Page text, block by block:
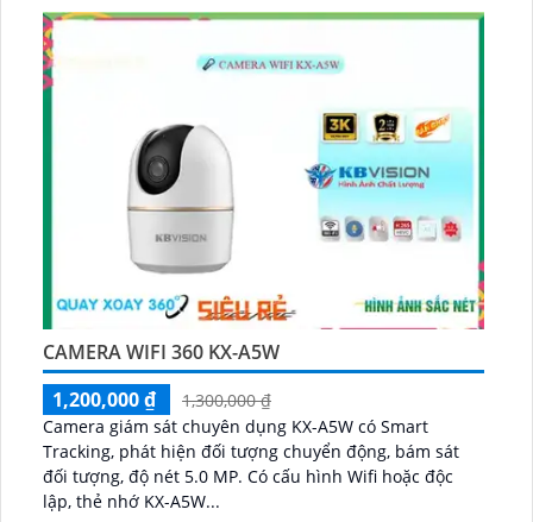
CAMERA WIFI 360 KX-A5W
1,200,000 ₫
1,300,000 ₫
Camera giám sát chuyên dụng KX-A5W có Smart
Tracking, phát hiện đối tượng chuyển động, bám sát
đối tượng, độ nét 5.0 MP. Có cấu hình Wifi hoặc độc
lập, thẻ nhớ KX-A5W...